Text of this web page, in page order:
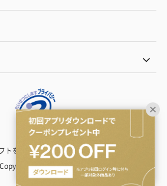
トを贈るなら | TANP（タンプ）
Copyright© TANP Inc.